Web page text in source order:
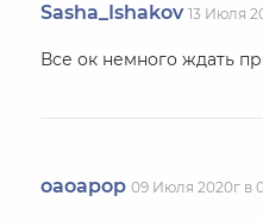
Sasha_Ishakov 13 Июля
Все ок немного ждать
oaoapop 09 Июля 2020г в